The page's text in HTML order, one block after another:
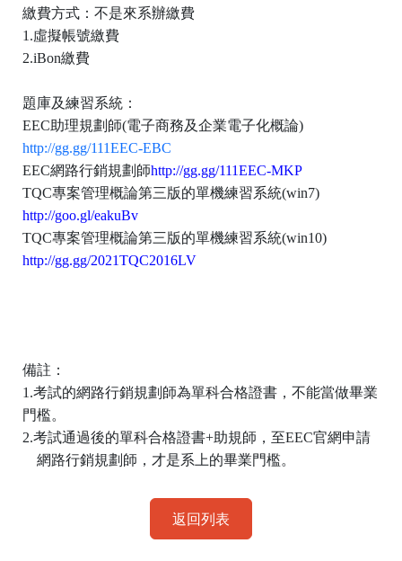
繳費方式：不是來系辦繳費
1.虛擬帳號繳費
2.iBon繳費
題庫及練習系統：
EEC助理規劃師(電子商務及企業電子化概論)
http://gg.gg/111EEC-EBC
EEC網路行銷規劃師http://gg.gg/111EEC-MKP
TQC專案管理概論第三版的單機練習系統(win7)
http://goo.gl/eakuBv
TQC專案管理概論第三版的單機練習系統(win10)
http://gg.gg/2021TQC2016LV
備註：
1.考試的網路行銷規劃師為單科合格證書，不能當做畢業
門檻。
2.考試通過後的單科合格證書+助規師，至EEC官網申請
網路行銷規劃師，才是系上的畢業門檻。
返回列表